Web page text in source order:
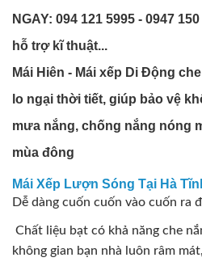
NGAY: 094 121 5995 - 0947
hỗ trợ kĩ thuật...
Mái Hiên - Mái xếp Di Động
lo ngại thời tiết, giúp bảo vệ
mưa nắng, chống nắng nóng
mùa đông
Mái Xếp Lượn Sóng Tại Hà
Dễ dàng cuốn cuốn vào cuốn ra
Chất liệu bạt có khả năng che
không gian bạn nhà luôn râm